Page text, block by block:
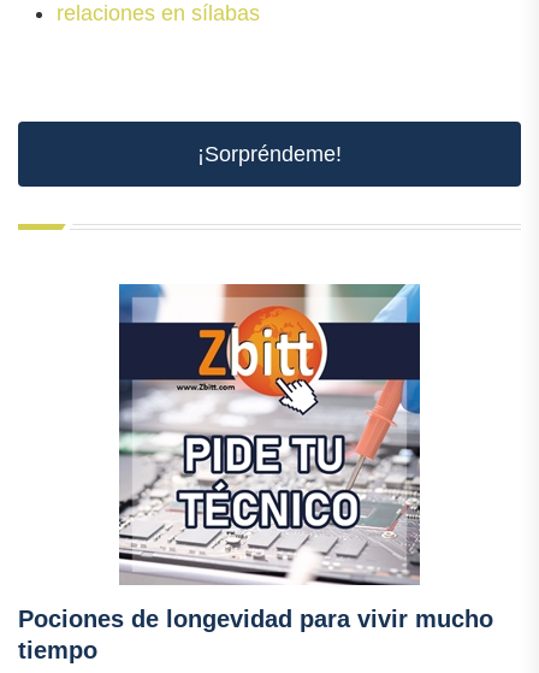
relaciones en sílabas
¡Sorpréndeme!
Pociones de longevidad para vivir mucho
tiempo